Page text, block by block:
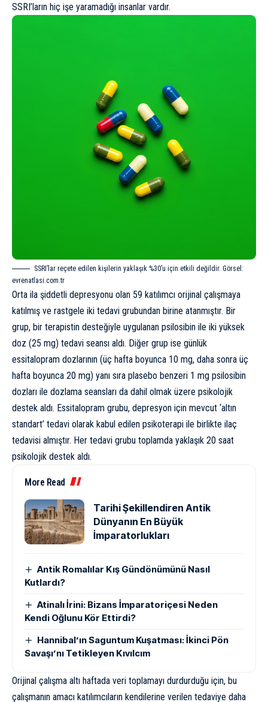
SSRI’ların hiç işe yaramadığı insanlar vardır.
SSRI’lar reçete edilen kişilerin yaklaşık %30’u için etkili değildir. Görsel:
evrenatlasi.com.tr
Orta ila şiddetli depresyonu olan 59 katılımcı orijinal çalışmaya
katılmış ve rastgele iki tedavi grubundan birine atanmıştır. Bir
grup, bir terapistin desteğiyle uygulanan psilosibin ile iki yüksek
doz (25 mg) tedavi seansı aldı. Diğer grup ise günlük
essitalopram dozlarının (üç hafta boyunca 10 mg, daha sonra üç
hafta boyunca 20 mg) yanı sıra plasebo benzeri 1 mg psilosibin
dozları ile dozlama seansları da dahil olmak üzere psikolojik
destek aldı. Essitalopram grubu, depresyon için mevcut ‘altın
standart’ tedavi olarak kabul edilen psikoterapi ile birlikte ilaç
tedavisi almıştır. Her tedavi grubu toplamda yaklaşık 20 saat
psikolojik destek aldı.
More Read
Tarihi Şekillendiren Antik
Dünyanın En Büyük
İmparatorlukları
Antik Romalılar Kış Gündönümünü Nasıl
Kutlardı?
Atinalı İrini: Bizans İmparatoriçesi Neden
Kendi Oğlunu Kör Ettirdi?
Hannibal’ın Saguntum Kuşatması: İkinci Pön
Savaşı’nı Tetikleyen Kıvılcım
Orijinal çalışma altı haftada veri toplamayı durdurduğu için, bu
çalışmanın amacı katılımcıların kendilerine verilen tedaviye daha